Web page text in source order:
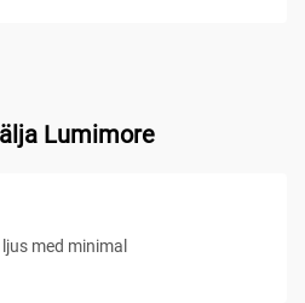
Lumimore
med minimal